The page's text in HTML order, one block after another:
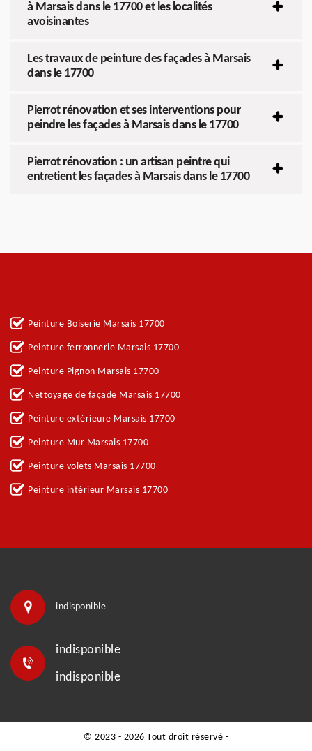
à Marsais dans le 17700 et les localités
avoisinantes
Les travaux de peinture des façades à Marsais
dans le 17700
Pierrot rénovation et ses interventions pour
peindre les façades à Marsais dans le 17700
Pierrot rénovation : un artisan peintre qui
entretient les façades à Marsais dans le 17700
Peinture Boiserie Marsais 17700
Peinture ferronnerie Marsais 17700
Peinture Pignon Marsais 17700
Nettoyage de façade Marsais 17700
Peinture extérieure Marsais 17700
Peinture Mur Marsais 17700
Peinture volets Marsais 17700
Peinture intérieur Marsais 17700
indisponible
indisponible
indisponible
© 2023 - 2026 Tout droit réservé -